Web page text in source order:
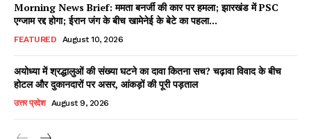
Facebook
X WhatsApp
Share
Read Latest News on AIN
Morning News Brief: ममता बनर्जी की कार पर हमला; झारखंड में PSC
एग्जाम रद्द होगा; ईरान जंग के बीच खामेनेई के बेटे का पहला...
FEATURED August 10, 2026
अयोध्या में श्रद्धालुओं की संख्या घटने का दावा कितना सच? चढ़ावा विवाद के बीच
होटल और दुकानदारों पर असर, आंकड़ों की पूरी पड़ताल
उत्तर प्रदेश August 9, 2026